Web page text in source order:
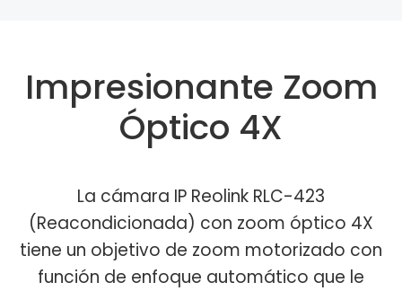
Impresionante Zoom
Óptico 4X
La cámara IP Reolink RLC-423
(Reacondicionada) con zoom óptico 4X
tiene un objetivo de zoom motorizado con
función de enfoque automático que le